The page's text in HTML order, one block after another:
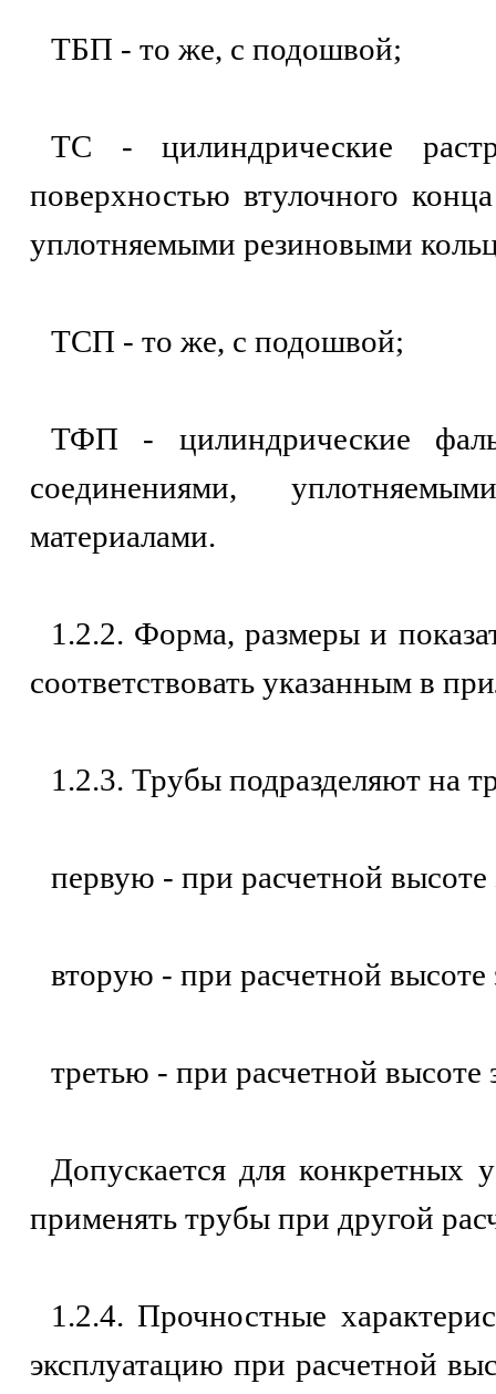
ТБП - то же, с подошвой;
ТС - цилиндрические
поверхностью втулочного
уплотняемыми резиновыми
ТСП - то же, с подошвой;
ТФП - цилиндрические
соединениями,
материалами.
1.2.2. Форма, размеры и
соответствовать указанным в
1.2.3. Трубы подразделяют на
первую - при расчетной
вторую - при расчетной
третью - при расчетной
Допускается для конкретных
применять трубы при другой
1.2.4. Прочностные
эксплуатацию при расчетной